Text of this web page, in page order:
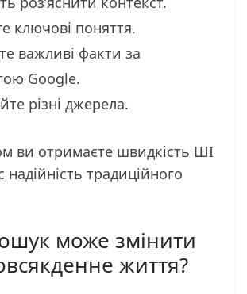
ключові поняття.
важливі факти за
Google.
різні джерела.
ви отримаєте швидкість ШІ
надійність традиційного
може змінити
життя?